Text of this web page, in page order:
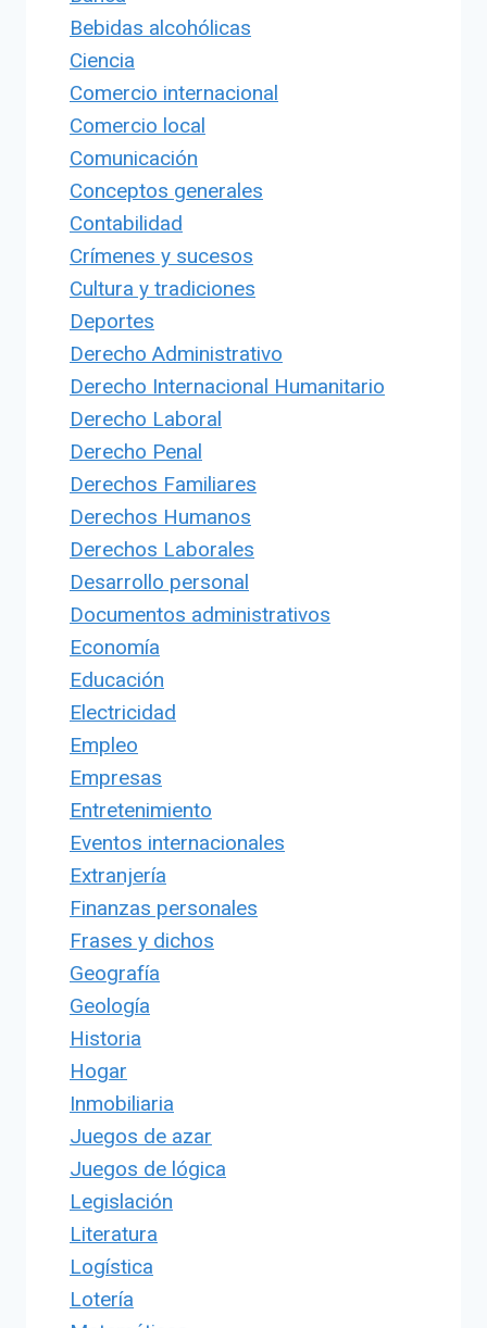
Bebidas alcohólicas
Ciencia
Comercio internacional
Comercio local
Comunicación
Conceptos generales
Contabilidad
Crímenes y sucesos
Cultura y tradiciones
Deportes
Derecho Administrativo
Derecho Internacional Humanitario
Derecho Laboral
Derecho Penal
Derechos Familiares
Derechos Humanos
Derechos Laborales
Desarrollo personal
Documentos administrativos
Economía
Educación
Electricidad
Empleo
Empresas
Entretenimiento
Eventos internacionales
Extranjería
Finanzas personales
Frases y dichos
Geografía
Geología
Historia
Hogar
Inmobiliaria
Juegos de azar
Juegos de lógica
Legislación
Literatura
Logística
Lotería